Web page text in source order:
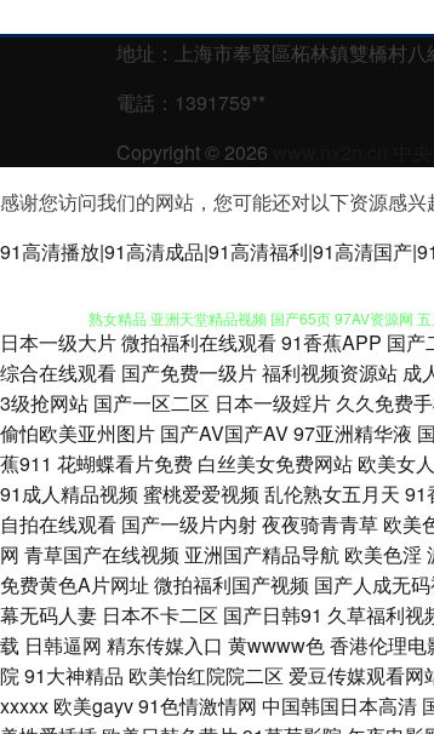
地址：上海市奉賢區柘林鎮雙橋村八
電話：1391759**
Copyright © 2026
感谢您访问我们的网站，您可能还对以下资源感
91高清播放|91高清成品|91高清福利|91高清国产
玖玖精品网 国产极品久久 国产精品天天 亚洲色www
导航 亚洲黄色小说网 91青青操网站 婷婷五月花激情
品6 成人天堂网 91美女诱惑 婷婷五月花激情 日本人
文字幕 99re视频 伊人久久国产视频 日韩三级在线网
97色 91吴梦梦在线 午夜久久影院 欧美成人女同黄
狼影院 91视频网站 丁香福利社 av人人草 中文字幕狠
色 亚州色色影院 日韩AV在线网站 男同肛交国产自拍
级片 黄网站在线国产 国产精品乱伦 肏屄的视频不卡
日本一级大片微拍福利在线观看91香蕉APP 国产
综合在线观看 国产免费一级片福利视频资源站 成
3级抢网站 国产一区二区 日本一级婬片 久久免费
偷怕欧美亚州图片 国产AV国产AV97亚洲精华液
蕉911 花蝴蝶看片免费 白丝美女免费网站 欧美女
91成人精品视频 蜜桃爱爱视频 乱伦熟女五月天 91
自拍在线观看 国产一级片内射夜夜骑青青草 欧美
网 青草国产在线视频 亚洲国产精品导航 欧美色淫
免费黄色A片网址 微拍福利国产视频 国产人成无
幕无码人妻 日本不卡二区 国产日韩91 久草福利视
载 日韩逼网 精东传媒入口 黄wwww色香港伦理电
院91大神精品 欧美怡红院院二区 爱豆传媒观看网
xxxxx 欧美gayv91色情激情网 中国韩国日本高清